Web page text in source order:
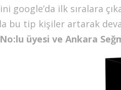
google’da ilk sıralara
bu tip kişiler artarak
No:lu üyesi ve Ankara